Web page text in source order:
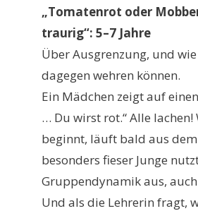
„Tomatenrot oder
traurig“: 5–7 Jahre
Über Ausgrenzung, und
dagegen wehren können.
Ein Mädchen zeigt auf
… Du wirst rot.“ Alle lachen!
beginnt, läuft bald aus dem
besonders fieser Junge
Gruppendynamik aus,
Und als die Lehrerin fragt,